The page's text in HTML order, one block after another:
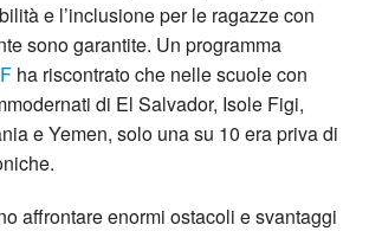
e l’inclusione per le ragazze con
sono garantite. Un programma
ha riscontrato che nelle scuole con
di El Salvador, Isole Figi,
e Yemen, solo una su 10 era priva di
affrontare enormi ostacoli e svantaggi